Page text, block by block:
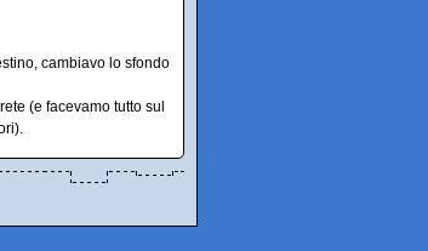
cambiavo lo sfondo
(e facevamo tutto sul